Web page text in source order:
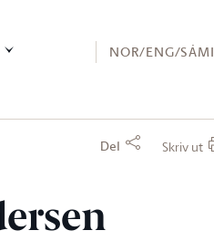
NOR/ENG/SÁMI
Del Skriv ut